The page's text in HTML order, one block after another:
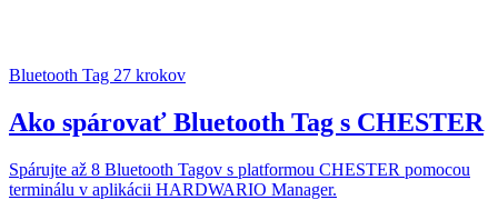
Bluetooth Tag 27 krokov
Ako spárovať Bluetooth Tag s CHESTER
Spárujte až 8 Bluetooth Tagov s platformou CHESTER pomocou
terminálu v aplikácii HARDWARIO Manager.